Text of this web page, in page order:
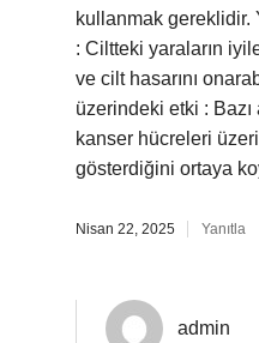
kullanmak
: Ciltteki yaraların
ve cilt hasarını
üzerindeki etki : Bazı
kanser hücreleri
gösterdiğini ortaya
Nisan 22, 2025 Yanıtla
admin